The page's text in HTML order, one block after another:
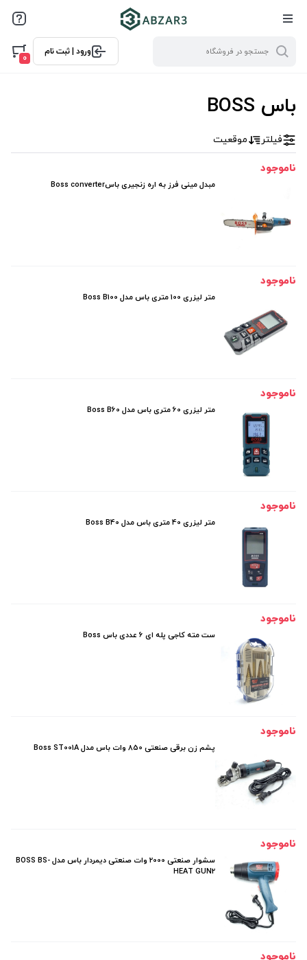
ورود | ثبت نام
0 فیلتر بر اساس قیمت
باس BOSS
فیلتر موقعیت
ناموجود
مبدل مینی فرز به اره زنجیری باسBoss converter
ناموجود
متر لیزری 100 متری باس مدل Boss B100
ناموجود
متر لیزری 60 متری باس مدل Boss B60
ناموجود
متر لیزری 40 متری باس مدل Boss B40
ناموجود
ست مته کاجی پله ای 6 عددی باس Boss
ناموجود
پشم زن برقی صنعتی 850 وات باس مدل Boss ST001A
ناموجود
سشوار صنعتی 2000 وات صنعتی دیمردار باس مدل BOSS BS-
HEAT GUN2
ناموجود